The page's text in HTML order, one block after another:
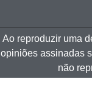
Ao reproduzir uma
opiniões assinadas
não